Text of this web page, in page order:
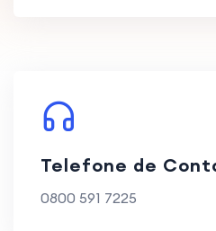
Telefone de
0800 591 7225